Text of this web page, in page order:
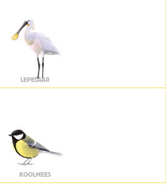
LEPELAAR
KOOLMEES